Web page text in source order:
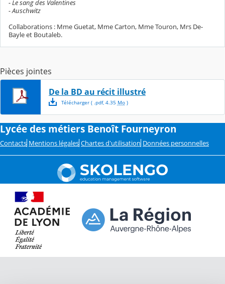
- Le sang des Valentines
- Auschwitz
Collaborations : Mme Guetat, Mme Carton, Mme Touron, Mrs De-
Bayle et Boutaleb.
Pièces jointes
De la BD au récit illustré
Télécharger( .pdf, 4.35 Mo)
Lycée des métiers Benoît Fourneyron
Contacts Mentions légales Chartes d'utilisation Données personnelles